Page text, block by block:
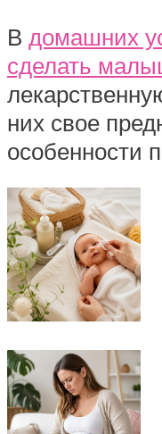
В домашних
сделать
них свое
особенности